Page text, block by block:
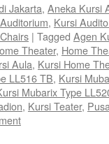
Jakarta, Aneka Kursi
, Kursi
| Tagged Agen
Theater, Home
Aula, Kursi Home
LL516 TB, Kursi
Mubarix Type
, Kursi Teater,